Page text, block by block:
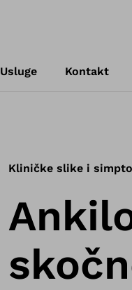
Usluge Kontakt
Kliničke slike i